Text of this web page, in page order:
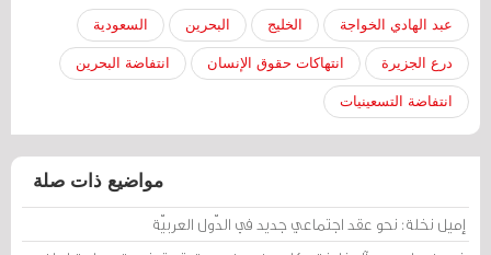
عبد الهادي الخواجة الخليج البحرين السعودية
درع الجزيرة انتهاكات حقوق الإنسان انتفاضة البحرين
انتفاضة التسعينيات
مواضيع ذات صلة
إميل نخلة: نحو عقد اجتماعي جديد في الدّول العربيّة